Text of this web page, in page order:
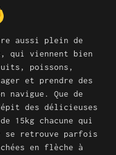
aussi plein de
qui viennent bien
poissons,
et prendre des
navigue. Que de
des délicieuses
15kg chacune qui
se retrouve parfois
en flèche à